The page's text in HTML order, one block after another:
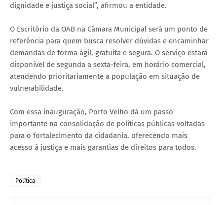
dignidade e justiça social”, afirmou a entidade.
O Escritório da OAB na Câmara Municipal será um ponto de
referência para quem busca resolver dúvidas e encaminhar
demandas de forma ágil, gratuita e segura. O serviço estará
disponível de segunda a sexta-feira, em horário comercial,
atendendo prioritariamente a população em situação de
vulnerabilidade.
Com essa inauguração, Porto Velho dá um passo
importante na consolidação de políticas públicas voltadas
para o fortalecimento da cidadania, oferecendo mais
acesso à justiça e mais garantias de direitos para todos.
Política